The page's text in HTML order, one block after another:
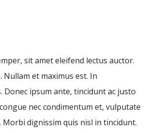
sit amet eleifend lectus auctor.
Nullam et maximus est. In
ipsum ante, tincidunt ac justo
nec condimentum et, vulputate
dignissim quis nisl in tincidunt.